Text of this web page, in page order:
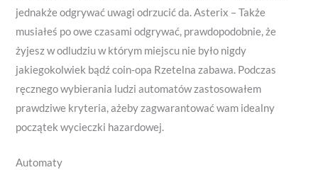
jednakże odgrywać uwagi odrzucić da. Asterix – Także
musiałeś po owe czasami odgrywać, prawdopodobnie, że
żyjesz w odludziu w którym miejscu nie było nigdy
jakiegokolwiek bądź coin-opa Rzetelna zabawa. Podczas
ręcznego wybierania ludzi automatów zastosowałem
prawdziwe kryteria, ażeby zagwarantować wam idealny
początek wycieczki hazardowej.
Automaty